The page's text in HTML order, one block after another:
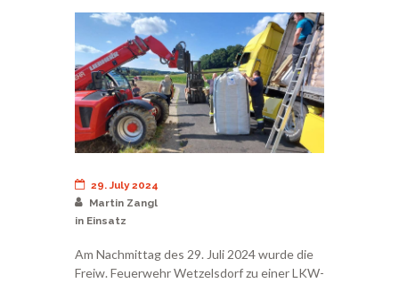
29. July 2024
Martin Zangl
in Einsatz
Am Nachmittag des 29. Juli 2024 wurde die
Freiw. Feuerwehr Wetzelsdorf zu einer LKW-